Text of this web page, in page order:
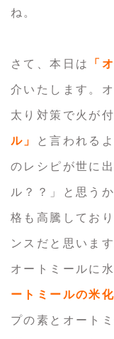
ね。
さて、本日は 「
介いたします。
太り対策で火が付
ル」 と言われる
のレシピが世に
ル？？」と思う
格も高騰してお
ンスだと思います
オートミールに
ートミールの米化
プの素とオート